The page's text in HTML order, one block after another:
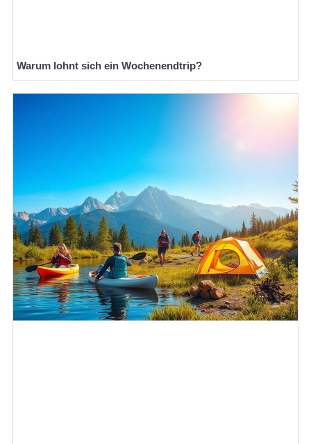
Warum lohnt sich ein Wochenendtrip?